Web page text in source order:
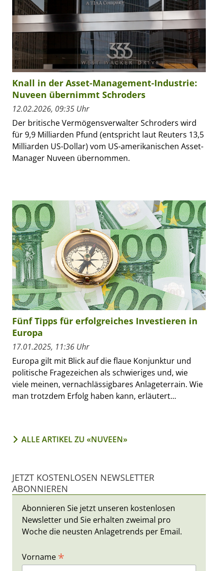
Knall in der Asset-Management-Industrie:
Nuveen übernimmt Schroders
12.02.2026, 09:35 Uhr
Der britische Vermögensverwalter Schroders wird
für 9,9 Milliarden Pfund (entspricht laut Reuters 13,5
Milliarden US-Dollar) vom US-amerikanischen Asset-
Manager Nuveen übernommen.
Fünf Tipps für erfolgreiches Investieren in
Europa
17.01.2025, 11:36 Uhr
Europa gilt mit Blick auf die flaue Konjunktur und
politische Fragezeichen als schwieriges und, wie
viele meinen, vernachlässigbares Anlageterrain. Wie
man trotzdem Erfolg haben kann, erläutert...
ALLE ARTIKEL ZU «NUVEEN»
JETZT KOSTENLOSEN NEWSLETTER
ABONNIEREN
Abonnieren Sie jetzt unseren kostenlosen
Newsletter und Sie erhalten zweimal pro
Woche die neusten Anlagetrends per Email.
Vorname *